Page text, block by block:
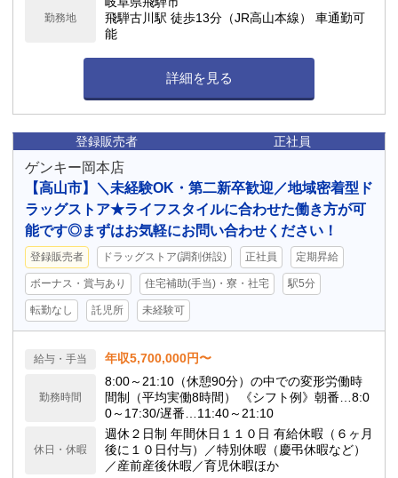
勤務地
飛騨古川駅 徒歩13分（JR高山本線） 車通勤可
能
詳細を見る
登録販売者 正社員
ゲンキー岡本店
【高山市】＼未経験OK・第二新卒歓迎／地域密着型ド
ラッグストア★ライフスタイルに合わせた働き方が可
能です◎まずはお気軽にお問い合わせください！
登録販売者 ドラッグストア(調剤併設) 正社員 定期昇給
ボーナス・賞与あり 住宅補助(手当)・寮・社宅 駅5分
転勤なし 託児所 未経験可
給与・手当 年収5,700,000円〜
勤務時間
8:00～21:10（休憩90分）の中での変形労働時
間制（平均実働8時間） 《シフト例》朝番…8:0
0～17:30/遅番…11:40～21:10
休日・休暇
週休２日制 年間休日１１０日 有給休暇（６ヶ月
後に１０日付与）／特別休暇（慶弔休暇など）
／産前産後休暇／育児休暇ほか